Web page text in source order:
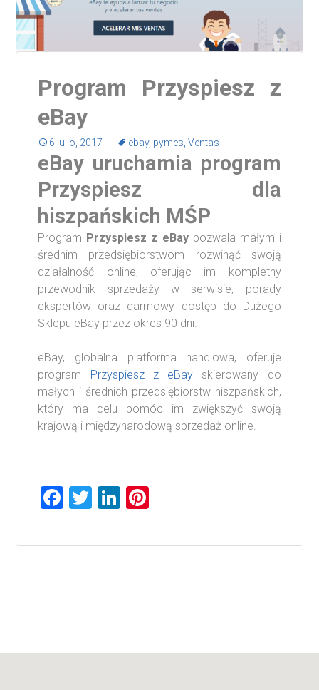
Program Przyspiesz z
eBay
6 julio, 2017 ebay, pymes,Ventas
eBay uruchamia program
Przyspiesz dla
hiszpańskich MŚP
Program Przyspiesz z eBaypozwala małym i
średnim przedsiębiorstwom rozwinąć swoją
działalność online, oferując im kompletny
przewodnik sprzedaży w serwisie, porady
ekspertów oraz darmowy dostęp do Dużego
Sklepu eBay przez okres 90 dni.
eBay, globalna platforma handlowa, oferuje
program
Przyspiesz z eBay skierowany do
małych i średnich przedsiębiorstw hiszpańskich,
który ma celu pomóc im zwiększyć swoją
krajową i międzynarodową sprzedaż online.
F
ce
T
tt
Li
e
er